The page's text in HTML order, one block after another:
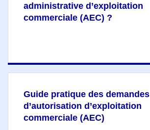
administrative d’exploitation
commerciale (AEC) ?
Guide pratique des demandes
d’autorisation d’exploitation
commerciale (AEC)